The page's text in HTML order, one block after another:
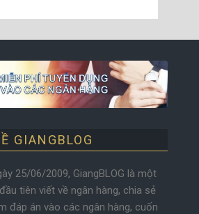
GIANGBLOG
25/06/2009, GiangBLOG là một
tiên viết về ngân hàng, chia sẻ
đáp án vào các ngân hàng, cuốn